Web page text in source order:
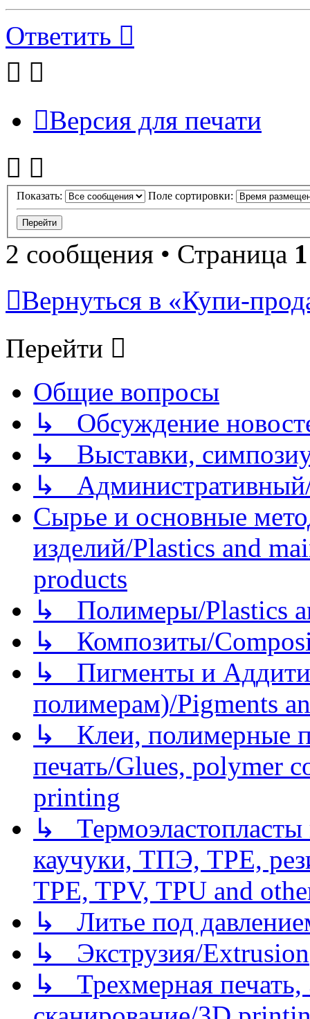
Ответить
Версия для печати
Показать: Поле сортировки:
2 сообщения • Страница 1
Вернуться в «Купи-
Перейти
Общие вопросы
↳ Обсуждение
↳ Выставки,
↳
Сырье и основные
изделий/Plastics and
products
↳ Полимеры/Plastics
↳ Композиты/
↳ Пигменты и
полимерам)/Pigments
↳ Клеи, полимерные
печать/Glues, polymer
printing
↳
каучуки, ТПЭ, TPE,
TPE, TPV, TPU and
↳ Литье под
↳ Экструзия/Extrusion
↳ Трехмерная